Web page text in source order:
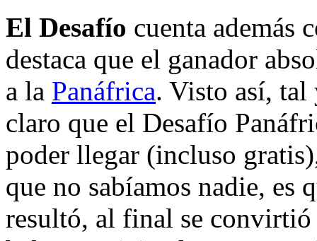
El Desafío cuenta además
destaca que el ganador
a la Panáfrica. Visto así, tal
claro que el Desafío
poder llegar (incluso
que no sabíamos nadie,
resultó, al final se